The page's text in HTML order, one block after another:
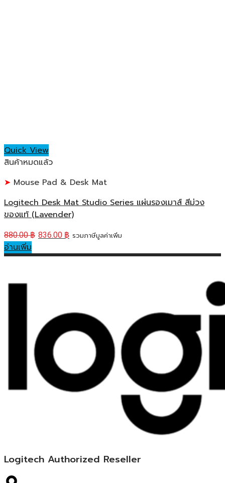
Quick View
สินค้าหมดแล้ว
Mouse Pad & Desk Mat
Logitech Desk Mat Studio Series แผ่นรองเมาส์ สีม่วง
ของแท้ (Lavender)
880.00฿ 836.00 ฿ รวมภาษีมูลค่าเพิ่ม
อ่านเพิ่ม
Logitech Authorized Reseller